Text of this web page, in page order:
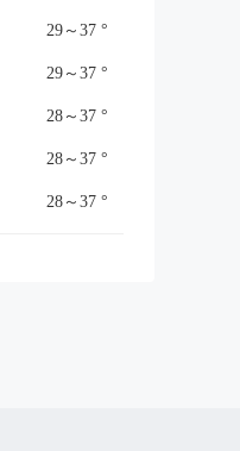
29～37 °
29～37 °
28～37 °
28～37 °
28～37 °